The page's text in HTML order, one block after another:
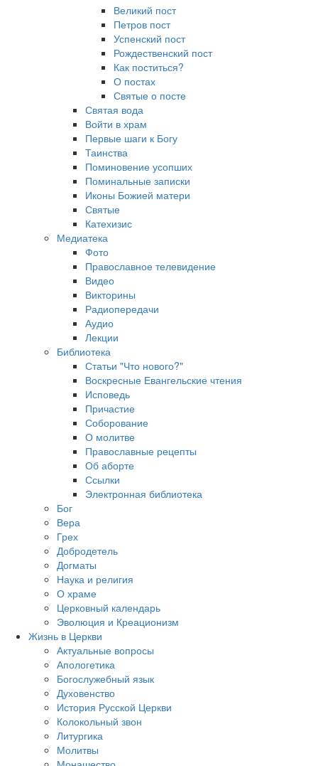
Великий пост
Петров пост
Успенский пост
Рождественский пост
Как поститься?
О постах
Святые о посте
Святая вода
Войти в храм
Первые шаги к Богу
Таинства
Поминовение усопших
Поминальные записки
Иконы Божией матери
Святые
Катехизис
Медиатека
Фото
Православное телевидение
Видео
Викторины
Радиопередачи
Аудио
Лекции
Библиотека
Статьи "Что нового?"
Воскресные Евангельские чтения
Исповедь
Причастие
Соборование
О молитве
Православные рецепты
Об аборте
Ссылки
Электронная библиотека
Бог
Вера
Грех
Добродетель
Догматы
Наука и религия
О храме
Церковный календарь
Эволюция и Креационизм
Жизнь в Церкви
Актуальные вопросы
Апологетика
Богослужебный язык
Духовенство
История Русской Церкви
Колокольный звон
Литургика
Молитвы